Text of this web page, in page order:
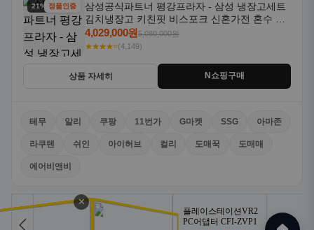
21% 할인정품인증
삼성공식파트너 평강프라자 - 삼성 냉장고세트
김치냉장고 키친핏 비스포크 신혼가전 혼수 입
주가전 빌트인 화이트
4,029,000원5,080,000원
★★★★⭐(4,149)
상품 자세히 N쇼핑구매
테무 알리 쿠팡 11번가 G마켓 SSG 아마존
라쿠텐 쉬인 아이허브 컬리 도매꾹 도매매
에어비앤비
✕